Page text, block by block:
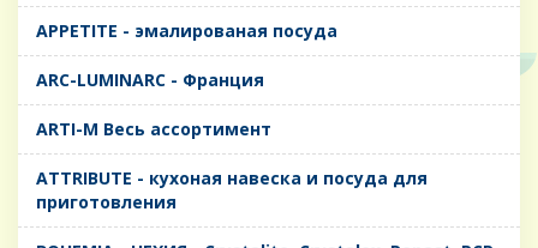
APPETITE - эмалированая посуда
ARC-LUMINARC - Франция
ARTI-M Весь ассортимент
ATTRIBUTE - кухоная навеска и посуда для
приготовления